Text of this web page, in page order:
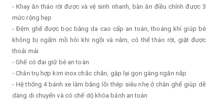
- Khay ăn tháo rời được và vệ sinh nhanh, bàn ăn điều chỉnh được 3
mức rộng hẹp
- Đệm ghế được bọc bằng da cao cấp an toàn, thoáng khí giúp bé
không bị ngấm mồ hôi khi ngồi và nằm, có thể tháo rời, giặt được
thoải mái
- Ghế có đai giữ bé an toàn
- Chân trụ hợp kim inox chắc chắn, gập lại gọn gàng ngăn nắp
- Hệ thống 4 bánh xe làm bằng lõi thép siêu nhẹ ở chân ghế giúp dễ
dàng di chuyển và có chế dộ khóa bánh an toàn